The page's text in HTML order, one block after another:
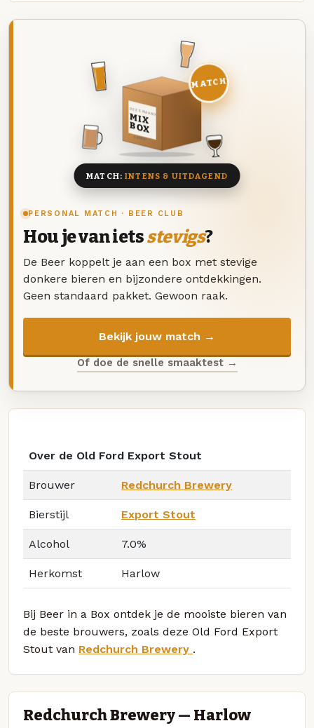
PERSONAL MATCH · BEER CLUB
Hou je van ietsstevigs?
De Beer koppelt je aan een box met stevige
donkere bieren en bijzondere ontdekkingen.
Geen standaard pakket. Gewoon raak.
Bekijk jouw match →
Of doe de snelle smaaktest →
DEZE MAAND
MIX
BOX
8 BIEREN
MATCH
MATCH:INTENS & UITDAGEND
Over de Old Ford Export Stout
Brouwer Redchurch Brewery
Bierstijl Export Stout
Alcohol 7.0%
Herkomst Harlow
Bij Beer in a Box ontdek je de mooiste bieren van
de beste brouwers, zoals deze Old Ford Export
Stout van Redchurch Brewery .
Redchurch Brewery — Harlow